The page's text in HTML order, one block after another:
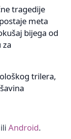
tragedije
meta
bijega od
trilera,
ili Android.